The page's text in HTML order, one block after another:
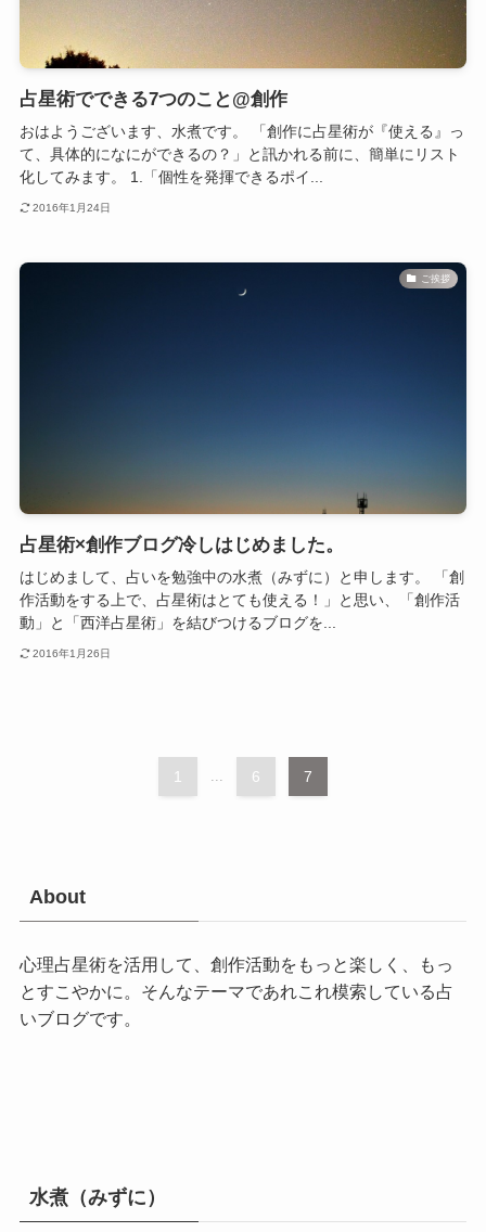
占星術でできる7つのこと@創作
おはようございます、水煮です。 「創作に占星術が『使える』っ
て、具体的になにができるの？」と訊かれる前に、簡単にリスト
化してみます。 1.「個性を発揮できるポイ...
2016年1月24日
ご挨拶
占星術×創作ブログ冷しはじめました。
はじめまして、占いを勉強中の水煮（みずに）と申します。 「創
作活動をする上で、占星術はとても使える！」と思い、「創作活
動」と「西洋占星術」を結びつけるブログを...
2016年1月26日
1 ... 6 7
About
心理占星術を活用して、創作活動をもっと楽しく、もっ
とすこやかに。そんなテーマであれこれ模索している占
いブログです。
水煮（みずに）